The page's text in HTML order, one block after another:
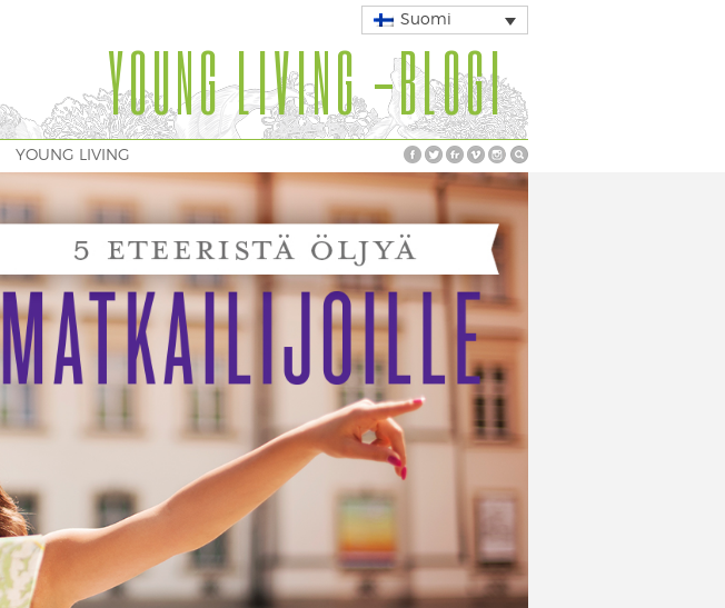
Suomi
YOUNG LIVING -BLOGI
YOUNG LIVING